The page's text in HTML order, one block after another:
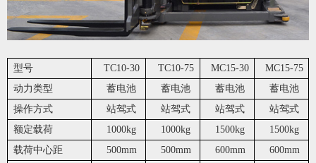
型号 TC10-30 TC10-75 MC15-30
MC15-75
动力类型
蓄电池 蓄电池 蓄电池
蓄电池
操作方式
站驾式 站驾式 站驾式
站驾式
额定载荷
1000kg 1000kg 1500kg
1500kg
载荷中心距
500mm 500mm 600mm
600mm